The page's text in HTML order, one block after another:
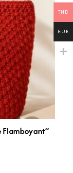
Flamboyant”
TND
EUR